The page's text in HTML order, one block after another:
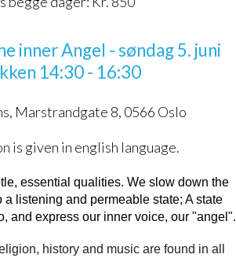
inner Angel - søndag 5. juni
14:30 - 16:30
Marstrandgate 8, 0566 Oslo
is given in english language.
essential qualities. We slow down the
a listening and permeable state; A state
and express our inner voice, our "angel".
history and music are found in all